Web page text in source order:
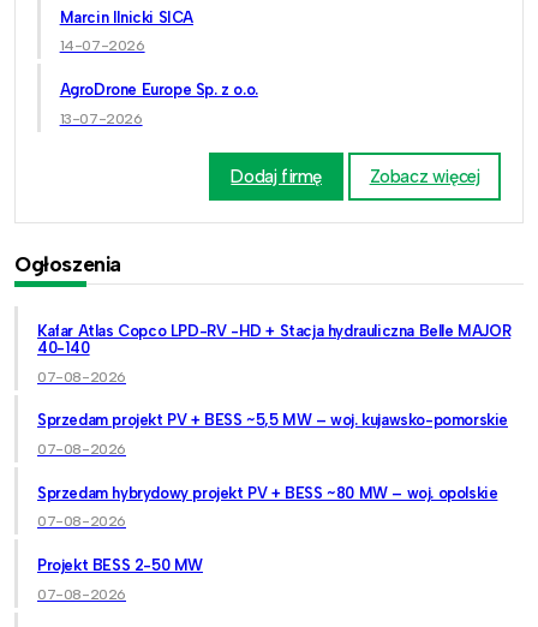
Marcin Ilnicki SICA
14-07-2026
AgroDrone Europe Sp. z o.o.
13-07-2026
Dodaj firmę Zobacz więcej
Ogłoszenia
Kafar Atlas Copco LPD-RV -HD + Stacja hydrauliczna Belle MAJOR
40-140
07-08-2026
Sprzedam projekt PV + BESS ~5,5 MW – woj. kujawsko-pomorskie
07-08-2026
Sprzedam hybrydowy projekt PV + BESS ~80 MW – woj. opolskie
07-08-2026
Projekt BESS 2-50 MW
07-08-2026